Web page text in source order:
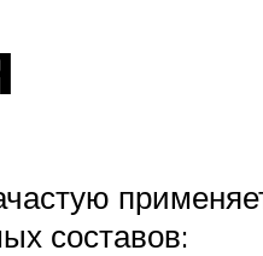
составов: